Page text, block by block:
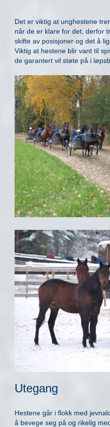
Det er viktig at unghestene
når de er klare for det, derfor
skifte av posisjoner og det å
Viktig at hestene blir vant til
de garantert vil støte på i
Utegang
Hestene går i flokk med
å bevege seg på og rikelig